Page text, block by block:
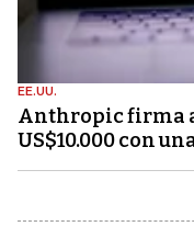
EE.UU.
Anthropic firma
US$10.000 con